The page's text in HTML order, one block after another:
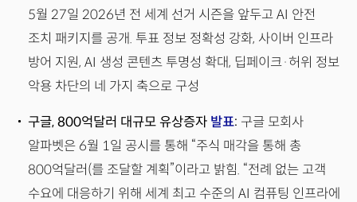
5월 27일 2026년 전 세계 선거 시즌을 앞두고 AI 안전
조치 패키지를 공개. 투표 정보 정확성 강화, 사이버 인프라
방어 지원, AI 생성 콘텐츠 투명성 확대, 딥페이크·허위 정보
악용 차단의 네 가지 축으로 구성
구글, 800억달러 대규모 유상증자 발표: 구글 모회사
알파벳은 6월 1일 공시를 통해 “주식 매각을 통해 총
800억달러(를 조달할 계획”이라고 밝힘. “전례 없는 고객
수요에 대응하기 위해 세계 최고 수준의 AI 컴퓨팅 인프라에